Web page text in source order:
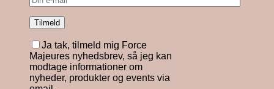
Ja tak, tilmeld mig Force
Majeures nyhedsbrev, så jeg kan
modtage informationer om
nyheder, produkter og events via